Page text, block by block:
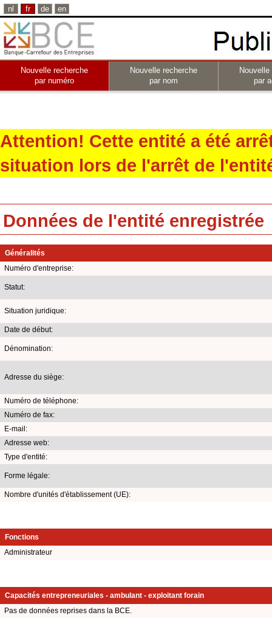
nl fr de en
Nouvelle recherche
par numéro
Nouvelle recherche
par nom
par
Attention! Cette entité a été
situation lors de l'arrêt de
Données de l'entité enregistrée
Généralités
Numéro d'entreprise:
Statut:
Situation juridique:
Date de début:
Dénomination:
Adresse du siège:
Numéro de téléphone:
Numéro de fax:
E-mail:
Adresse web:
Type d'entité:
Forme légale:
Nombre d'unités d'établissement (UE):
Fonctions
Administrateur
Capacités entrepreneuriales - ambulant - exploitant forain
Pas de données reprises dans la BCE.